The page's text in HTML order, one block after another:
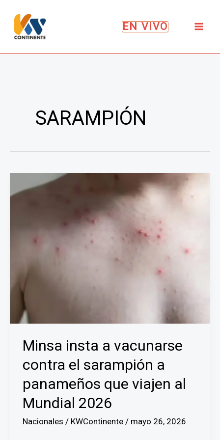
contenido
EN VIVO
SARAMPIÓN
Minsa insta a vacunarse
contra el sarampión a
panameños que viajen al
Mundial 2026
Nacionales / KWContinente / mayo 26, 2026